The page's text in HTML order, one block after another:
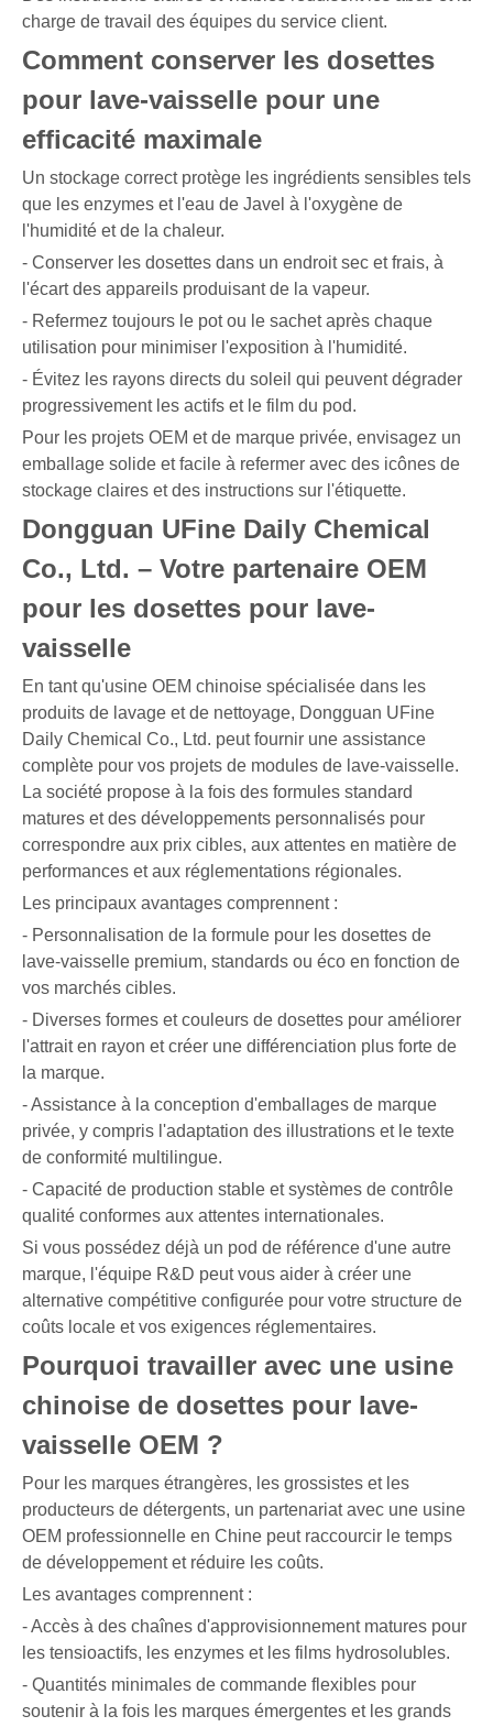
charge de travail des équipes du service client.
Comment conserver les dosettes
pour lave-vaisselle pour une
efficacité maximale
Un stockage correct protège les ingrédients sensibles tels
que les enzymes et l'eau de Javel à l'oxygène de
l'humidité et de la chaleur.
- Conserver les dosettes dans un endroit sec et frais, à
l'écart des appareils produisant de la vapeur.
- Refermez toujours le pot ou le sachet après chaque
utilisation pour minimiser l'exposition à l'humidité.
- Évitez les rayons directs du soleil qui peuvent dégrader
progressivement les actifs et le film du pod.
Pour les projets OEM et de marque privée, envisagez un
emballage solide et facile à refermer avec des icônes de
stockage claires et des instructions sur l'étiquette.
Dongguan UFine Daily Chemical
Co., Ltd. – Votre partenaire OEM
pour les dosettes pour lave-
vaisselle
En tant qu'usine OEM chinoise spécialisée dans les
produits de lavage et de nettoyage, Dongguan UFine
Daily Chemical Co., Ltd. peut fournir une assistance
complète pour vos projets de modules de lave-vaisselle.
La société propose à la fois des formules standard
matures et des développements personnalisés pour
correspondre aux prix cibles, aux attentes en matière de
performances et aux réglementations régionales.
Les principaux avantages comprennent :
- Personnalisation de la formule pour les dosettes de
lave-vaisselle premium, standards ou éco en fonction de
vos marchés cibles.
- Diverses formes et couleurs de dosettes pour améliorer
l'attrait en rayon et créer une différenciation plus forte de
la marque.
- Assistance à la conception d'emballages de marque
privée, y compris l'adaptation des illustrations et le texte
de conformité multilingue.
- Capacité de production stable et systèmes de contrôle
qualité conformes aux attentes internationales.
Si vous possédez déjà un pod de référence d'une autre
marque, l'équipe R&D peut vous aider à créer une
alternative compétitive configurée pour votre structure de
coûts locale et vos exigences réglementaires.
Pourquoi travailler avec une usine
chinoise de dosettes pour lave-
vaisselle OEM ?
Pour les marques étrangères, les grossistes et les
producteurs de détergents, un partenariat avec une usine
OEM professionnelle en Chine peut raccourcir le temps
de développement et réduire les coûts.
Les avantages comprennent :
- Accès à des chaînes d'approvisionnement matures pour
les tensioactifs, les enzymes et les films hydrosolubles.
- Quantités minimales de commande flexibles pour
soutenir à la fois les marques émergentes et les grands